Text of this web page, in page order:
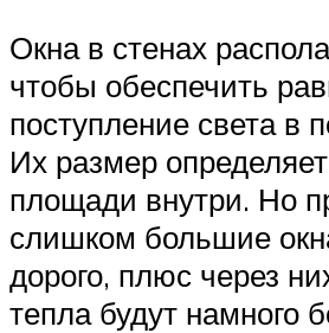
Окна в стенах
чтобы обеспечить
поступление света в
Их размер
площади внутри. Но
слишком большие
дорого, плюс через
тепла будут намного